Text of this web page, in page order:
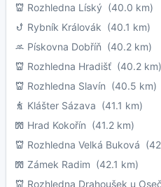
Rozhledna Líský (40.0 km)
Rybník Královák (40.1 km)
Pískovna Dobříň (40.2 km)
Rozhledna Hradišť (40.2 km)
Rozhledna Slavín (40.5 km)
Klášter Sázava (41.1 km)
Hrad Kokořín (41.2 km)
Rozhledna Velká Buková
Zámek Radim (42.1 km)
Rozhledna Drahoušek u